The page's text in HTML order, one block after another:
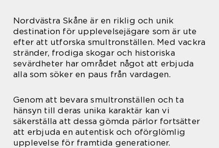
Nordvästra Skåne är en riklig och unik
destination för upplevelsejägare som är ute
efter att utforska smultronställen. Med vackra
stränder, frodiga skogar och historiska
sevärdheter har området något att erbjuda
alla som söker en paus från vardagen.
Genom att bevara smultronställen och ta
hänsyn till deras unika karaktär kan vi
säkerställa att dessa gömda pärlor fortsätter
att erbjuda en autentisk och oförglömlig
upplevelse för framtida generationer.